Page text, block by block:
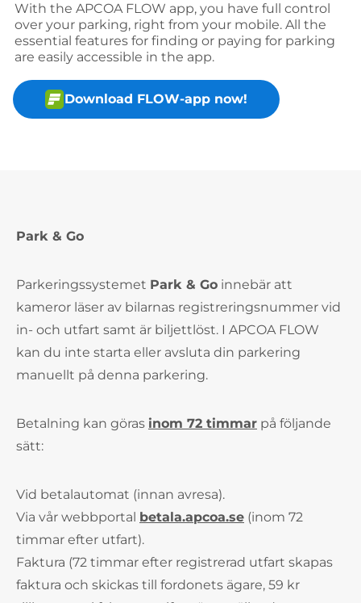
With the APCOA FLOW app, you have full control
over your parking, right from your mobile. All the
essential features for finding or paying for parking
are easily accessible in the app.
Download FLOW-app now!
Park & Go
Parkeringssystemet Park & Go innebär att
kameror läser av bilarnas registreringsnummer vid
in- och utfart samt är biljettlöst. I APCOA FLOW
kan du inte starta eller avsluta din parkering
manuellt på denna parkering.
Betalning kan göras inom 72 timmar på följande
sätt:
Vid betalautomat (innan avresa).
Via vår webbportal betala.apcoa.se (inom 72
timmar efter utfart).
Faktura (72 timmar efter registrerad utfart skapas
faktura och skickas till fordonets ägare, 59 kr